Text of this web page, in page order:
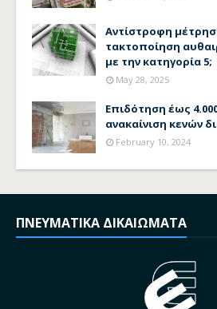
Αντίστροφη
τακτοποίηση
με την κατηγορία 5;
May 28, 2025
Επιδότηση έως
ανακαίνιση κενών
February 10, 2024
ΠΝΕΥΜΑΤΙΚΑ ΔΙΚΑΙΩΜΑΤΑ